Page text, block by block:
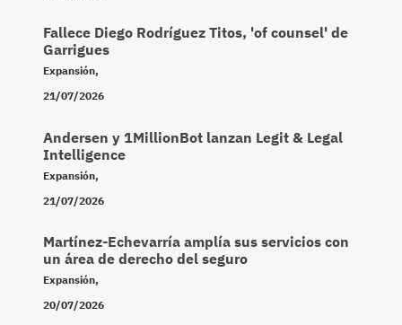
Fallece Diego Rodríguez Titos, 'of counsel' de
Garrigues
Expansión,
21/07/2026
Andersen y 1MillionBot lanzan Legit & Legal
Intelligence
Expansión,
21/07/2026
Martínez-Echevarría amplía sus servicios con
un área de derecho del seguro
Expansión,
20/07/2026